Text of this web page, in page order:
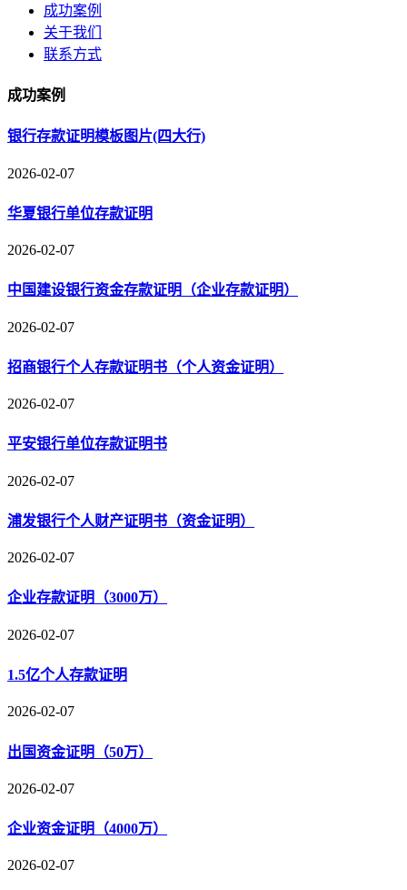
成功案例
关于我们
联系方式
成功案例
银行存款证明模板图片(四大行)
2026-02-07
华夏银行单位存款证明
2026-02-07
中国建设银行资金存款证明（企业存款证明）
2026-02-07
招商银行个人存款证明书（个人资金证明）
2026-02-07
平安银行单位存款证明书
2026-02-07
浦发银行个人财产证明书（资金证明）
2026-02-07
企业存款证明（3000万）
2026-02-07
1.5亿个人存款证明
2026-02-07
出国资金证明（50万）
2026-02-07
企业资金证明（4000万）
2026-02-07